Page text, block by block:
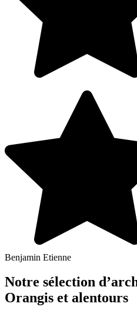
Benjamin Etienne
Notre sélection
Orangis et alentours